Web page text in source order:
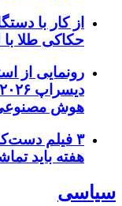
از کار با
حکاکی طلا با
هوش
۳ فیلم
هفته باید
سیاسی